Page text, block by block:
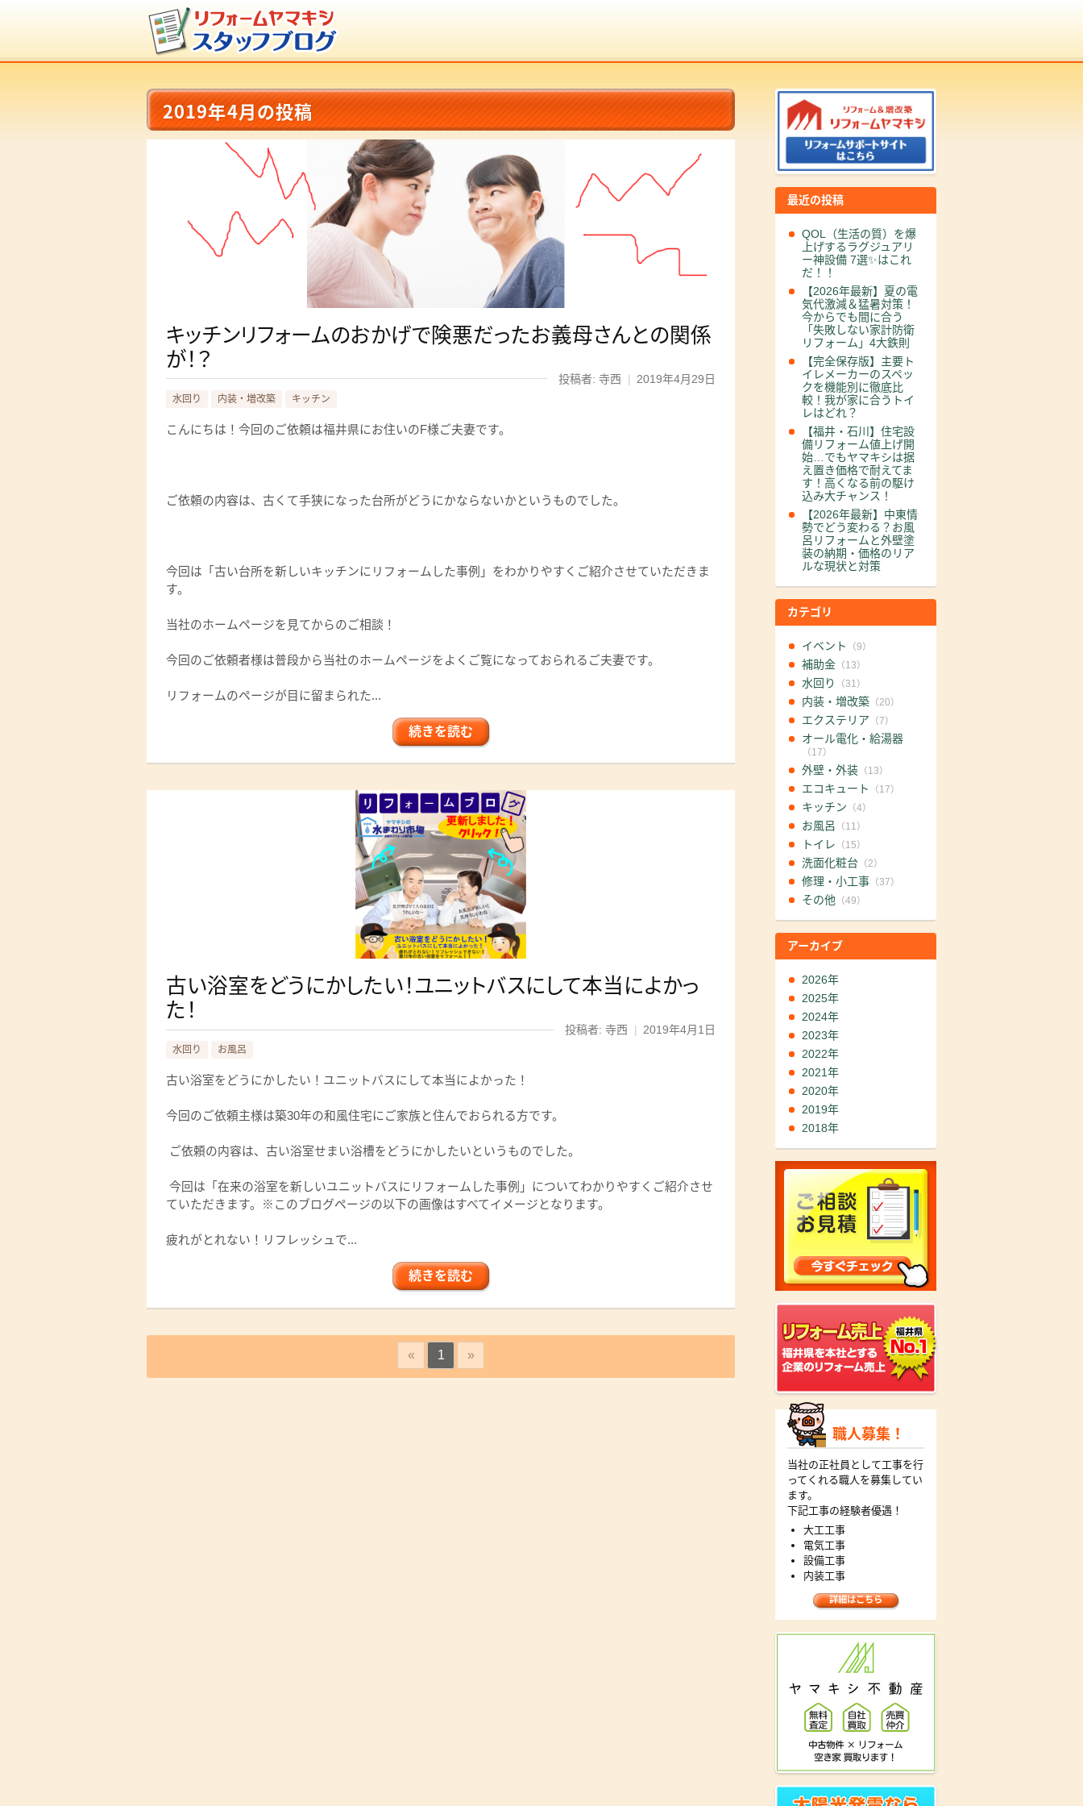
2019年4月の投稿
キッチンリフォームのおかげで険悪だったお義母さんとの関係
が！？
投稿者: 寺西 | 2019年4月29日
水回り 内装・増改築 キッチン
こんにちは！今回のご依頼は福井県にお住いのF様ご夫妻です。
ご依頼の内容は、古くて手狭になった台所がどうにかならないかというものでした。
今回は「古い台所を新しいキッチンにリフォームした事例」をわかりやすくご紹介させていただきま
す。
当社のホームページを見てからのご相談！
今回のご依頼者様は普段から当社のホームページをよくご覧になっておられるご夫妻です。
リフォームのページが目に留まられた...
続きを読む
古い浴室をどうにかしたい！ユニットバスにして本当によかっ
た！
投稿者: 寺西 | 2019年4月1日
水回り お風呂
古い浴室をどうにかしたい！ユニットバスにして本当によかった！
今回のご依頼主様は築30年の和風住宅にご家族と住んでおられる方です。
ご依頼の内容は、古い浴室せまい浴槽をどうにかしたいというものでした。
今回は「在来の浴室を新しいユニットバスにリフォームした事例」についてわかりやすくご紹介させ
ていただきます。※このブログページの以下の画像はすべてイメージとなります。
疲れがとれない！リフレッシュで...
続きを読む
« 1 »
最近の投稿
QOL（生活の質）を爆
上げするラグジュアリ
ー神設備 7選✨はこれ
だ！！
【2026年最新】夏の電
気代激減＆猛暑対策！
今からでも間に合う
「失敗しない家計防衛
リフォーム」4大鉄則
【完全保存版】主要ト
イレメーカーのスペッ
クを機能別に徹底比
較！我が家に合うトイ
レはどれ？
【福井・石川】住宅設
備リフォーム値上げ開
始…でもヤマキシは据
え置き価格で耐えてま
す！高くなる前の駆け
込み大チャンス！
【2026年最新】中東情
勢でどう変わる？お風
呂リフォームと外壁塗
装の納期・価格のリア
ルな現状と対策
カテゴリ
イベント （9）
補助金（13）
水回り （31）
内装・増改築（20）
エクステリア （7）
オール電化・給湯器
（17）
外壁・外装（13）
エコキュート （17）
キッチン （4）
お風呂 （11）
トイレ （15）
洗面化粧台（2）
修理・小工事（37）
その他 （49）
アーカイブ
2026年
2025年
2024年
2023年
2022年
2021年
2020年
2019年
2018年
職人募集！
当社の正社員として工事を行
ってくれる職人を募集してい
ます。
下記工事の経験者優遇！
大工工事
電気工事
設備工事
内装工事
詳細はこちら